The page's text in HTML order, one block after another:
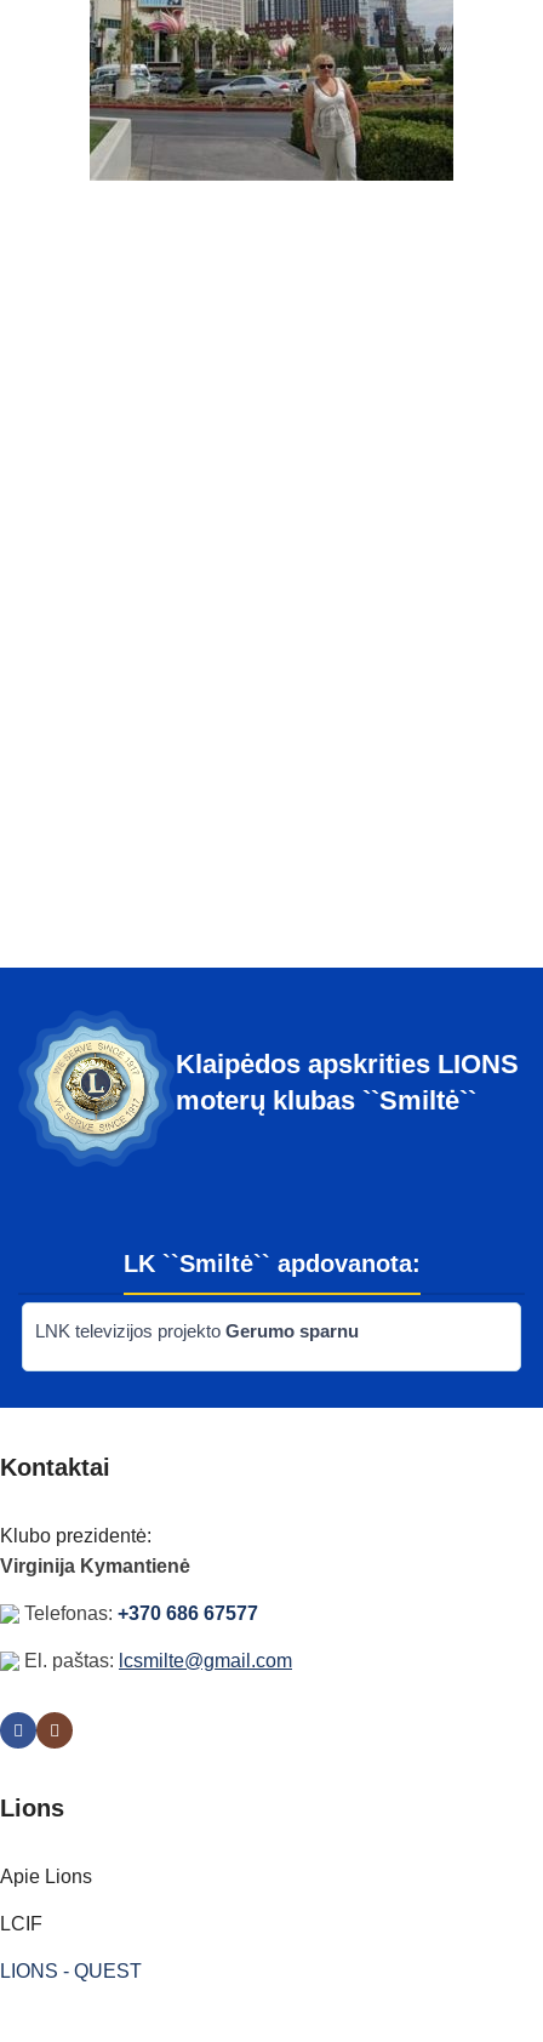
Klaipėdos apskrities LIONS
moterų klubas ``Smiltė``
LK ``Smiltė`` apdovanota:
LNK televizijos projekto Gerumo sparnu
Kontaktai
Klubo prezidentė:
Virginija Kymantienė
Telefonas: +370 686 67577
El. paštas: lcsmilte@gmail.com
Lions
Apie Lions
LCIF
LIONS - QUEST